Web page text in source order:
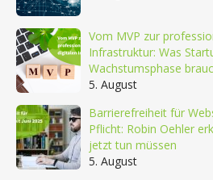
Vom MVP zur
Infrastruktur: Was
Wachstumsphase
5. August
Barrierefreiheit für
Pflicht: Robin Oehler
jetzt tun müssen
5. August